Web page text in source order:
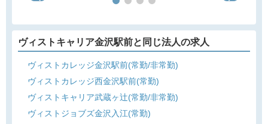
ヴィストキャリア金沢駅前と同じ法人の求人
ヴィストカレッジ金沢駅前(常勤/非常勤)
ヴィストカレッジ西金沢駅前(常勤)
ヴィストキャリア武蔵ヶ辻(常勤/非常勤)
ヴィストジョブズ金沢入江(常勤)